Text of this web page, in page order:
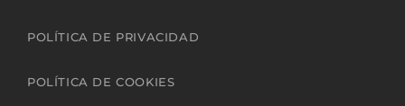
POLÍTICA DE PRIVACIDAD
POLÍTICA DE COOKIES